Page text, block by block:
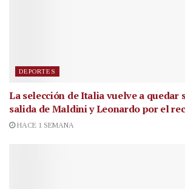
DEPORTES
La selección de Italia vuelve a quedar
salida de Maldini y Leonardo por el
HACE 1 SEMANA